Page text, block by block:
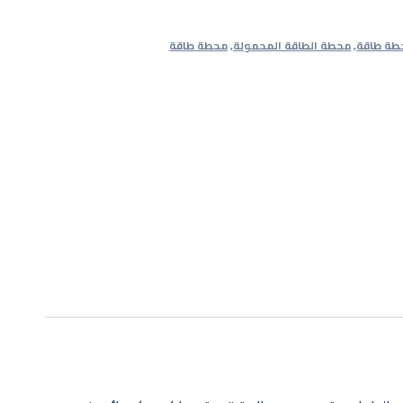
طاقة,محطة الطاقة المحمولة,محطة طاقة